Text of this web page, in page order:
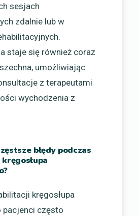
sesjach
zdalnie lub w
staje się również coraz
umożliwiając
z terapeutami
wychodzenia z
błędy podczas
kręgosłupa
pacjenci często